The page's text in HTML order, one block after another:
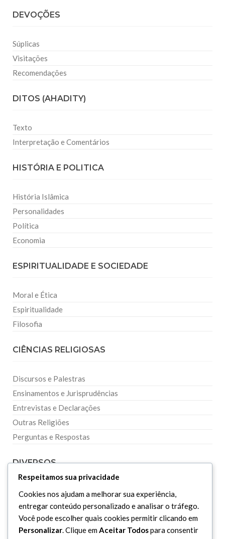
DEVOÇÕES
Súplicas
Visitações
Recomendações
DITOS (AHADITY)
Texto
Interpretação e Comentários
HISTÓRIA E POLITICA
História Islâmica
Personalidades
Política
Economia
ESPIRITUALIDADE E SOCIEDADE
Moral e Ética
Espiritualidade
Filosofia
CIÊNCIAS RELIGIOSAS
Discursos e Palestras
Ensinamentos e Jurisprudências
Entrevistas e Declarações
Outras Religiões
Perguntas e Respostas
DIVERSOS
Curiosidades
Dicionário Islâmico
Downloads
Respeitamos sua privacidade
Cookies nos ajudam a melhorar sua experiência,
entregar conteúdo personalizado e analisar o tráfego.
Você pode escolher quais cookies permitir clicando em
Personalizar. Clique emAceitar Todospara consentir